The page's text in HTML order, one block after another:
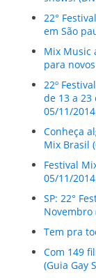
22°
em São
Mix Music
para
22º
de 13 a 23
05/11/
Conheça
Mix Brasil
Festival
05/11/
SP: 22°
Novembro
Tem pra
Com 149
(Guia Gay